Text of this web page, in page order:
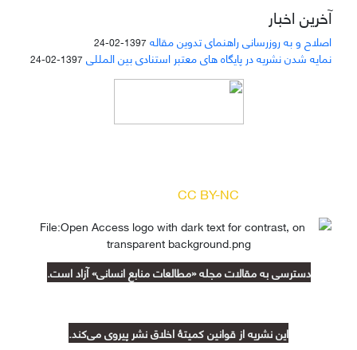
آخرین اخبار
اصلاح و به روزرسانی راهنمای تدوین مقاله 1397-02-24
نمایه شدن نشریه در پایگاه های معتبر استنادی بین المللی 1397-02-24
CC BY-NC
دسترسی به مقالات مجله «مطالعات منابع انسانی» آزاد است.
این نشریه از قوانین کمیتۀ اخلاق نشر پیروی می‌کند.